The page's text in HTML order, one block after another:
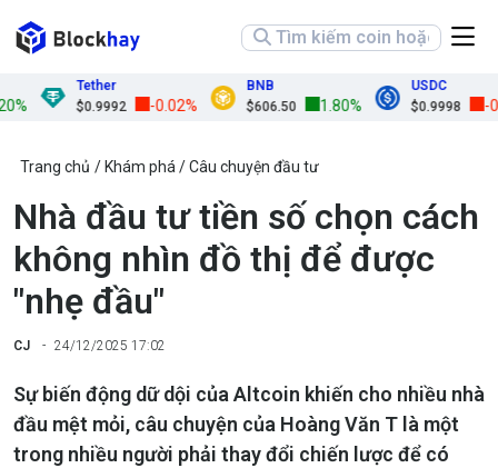
Tether
$0.9992
-0.02%
BNB
$606.50
1.80%
USDC
$0.9998
-
Trang chủ Khám phá Câu chuyện đầu tư
Nhà đầu tư tiền số chọn cách
không nhìn đồ thị để được
"nhẹ đầu"
CJ 24/12/2025 17:02
Sự biến động dữ dội của Altcoin khiến cho nhiều nhà
đầu mệt mỏi, câu chuyện của Hoàng Văn T là một
trong nhiều người phải thay đổi chiến lược để có